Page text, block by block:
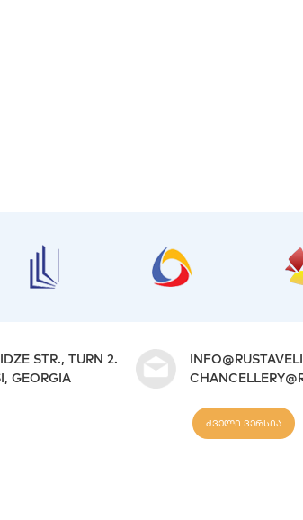
STR., TURN 2.
GEORGIA
ძველი ვერსია